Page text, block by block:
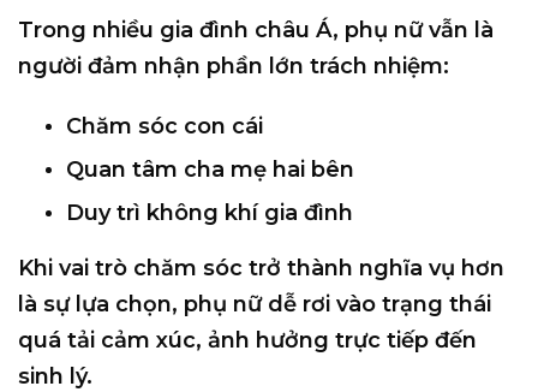
Trong nhiều gia đình châu Á, phụ nữ vẫn là
người đảm nhận phần lớn trách nhiệm:
Chăm sóc con cái
Quan tâm cha mẹ hai bên
Duy trì không khí gia đình
Khi vai trò chăm sóc trở thành nghĩa vụ hơn
là sự lựa chọn, phụ nữ dễ rơi vào trạng thái
quá tải cảm xúc, ảnh hưởng trực tiếp đến
sinh lý.